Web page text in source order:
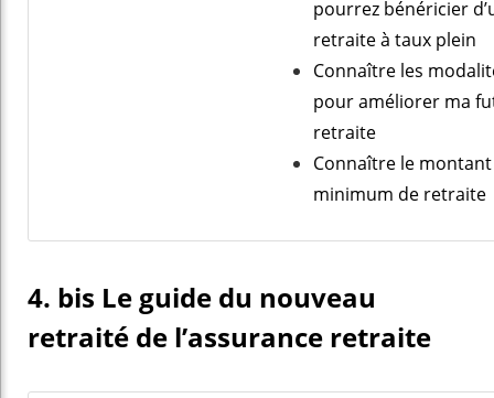
pourrez bénéricier
retraite à taux plein
Connaître les
pour améliorer ma
retraite
Connaître le montant
minimum de retraite
4. bis Le guide du nouveau
retraité de l’assurance retraite